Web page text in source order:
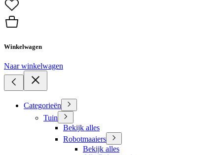
Winkelwagen
Naar winkelwagen
Categorieën
Tuin
Bekijk alles
Robotmaaiers
Bekijk alles